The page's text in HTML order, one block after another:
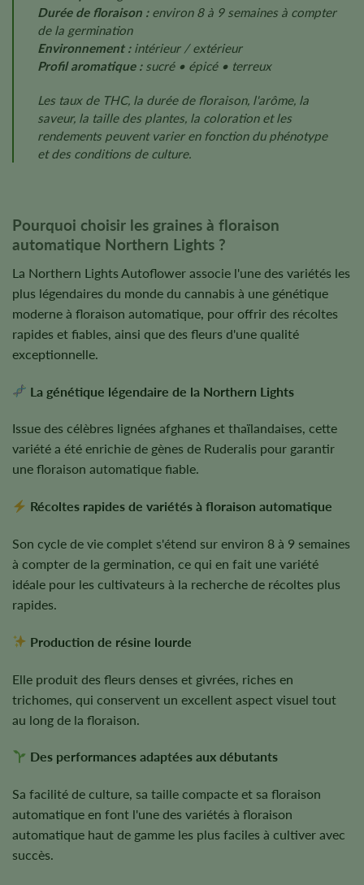
Durée de floraison :environ 8 à 9 semaines à compter
de la germination
Environnement :intérieur / extérieur
Profil aromatique :sucré • épicé • terreux
Les taux de THC, la durée de floraison, l'arôme, la
saveur, la taille des plantes, la coloration et les
rendements peuvent varier en fonction du phénotype
et des conditions de culture.
Pourquoi choisir les graines à floraison
automatique Northern Lights ?
La Northern Lights Autoflower associe l'une des variétés les
plus légendaires du monde du cannabis à une génétique
moderne à floraison automatique, pour offrir des récoltes
rapides et fiables, ainsi que des fleurs d'une qualité
exceptionnelle.
La génétique légendaire de la Northern Lights
Issue des célèbres lignées afghanes et thaïlandaises, cette
variété a été enrichie de gènes de Ruderalis pour garantir
une floraison automatique fiable.
Récoltes rapides de variétés à floraison automatique
Son cycle de vie complet s'étend sur environ 8 à 9 semaines
à compter de la germination, ce qui en fait une variété
idéale pour les cultivateurs à la recherche de récoltes plus
rapides.
Production de résine lourde
Elle produit des fleurs denses et givrées, riches en
trichomes, qui conservent un excellent aspect visuel tout
au long de la floraison.
Des performances adaptées aux débutants
Sa facilité de culture, sa taille compacte et sa floraison
automatique en font l'une des variétés à floraison
automatique haut de gamme les plus faciles à cultiver avec
succès.